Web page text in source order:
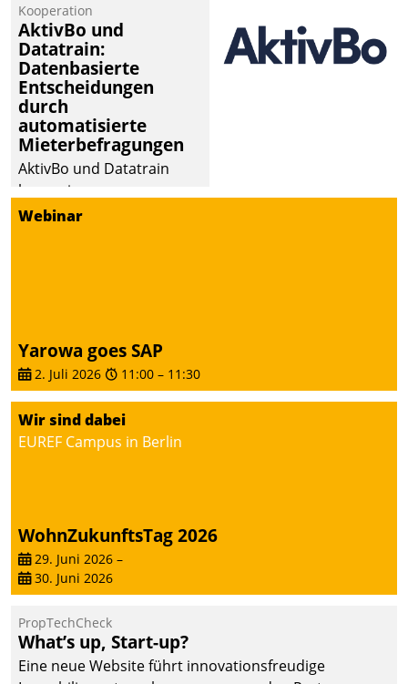
Kooperation
AktivBo und
Datatrain:
Datenbasierte
Entscheidungen
durch
automatisierte
Mieterbefragungen
AktivBo und Datatrain
kooperieren –
Immobilienunternehmen
zielgerichtete
Mieterbefragungen – eine
starke Grundlage für
intelligente,
datengestützte
Entscheidungen.
Webinar
Yarowa goes SAP
2. Juli 2026 11:00 – 11:30
Wir sind dabei
EUREF Campus in Berlin
WohnZukunftsTag 2026
29. Juni 2026 –
30. Juni 2026
PropTechCheck
What’s up, Start-up?
Eine neue Website führt innovationsfreudige